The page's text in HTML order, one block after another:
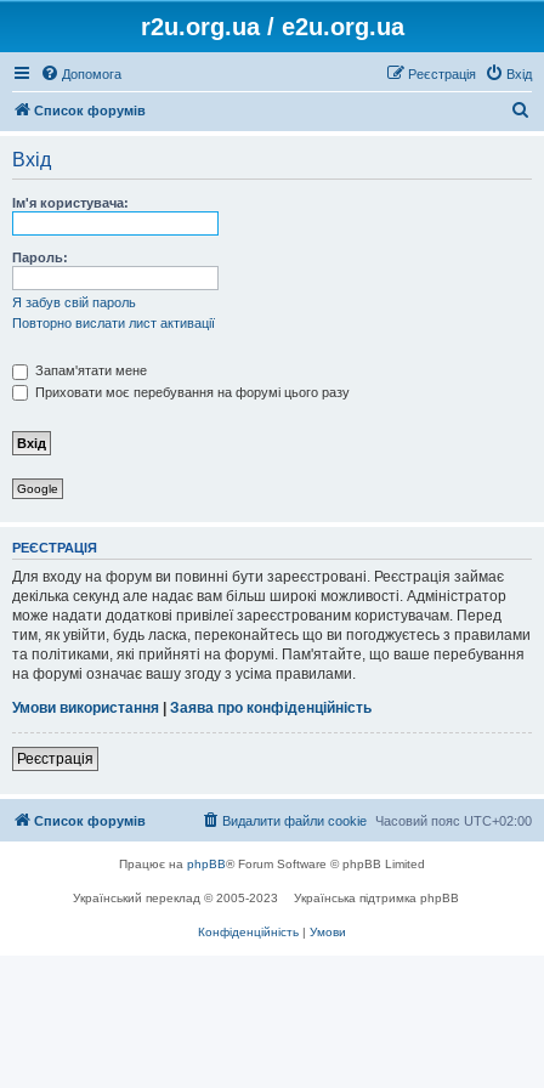
r2u.org.ua / e2u.org.ua
Допомога Вхід
Реєстрація
Список форумів
Вхід
Ім'я користувача:
Пароль:
Я забув свій пароль
Повторно вислати лист активації
Запам'ятати мене
Приховати моє перебування на форумі цього разу
Google
РЕЄСТРАЦІЯ
Для входу на форум ви повинні бути зареєстровані. Реєстрація займає
декілька секунд але надає вам більш широкі можливості. Адміністратор
може надати додаткові привілеї зареєстрованим користувачам. Перед
тим, як увійти, будь ласка, переконайтесь що ви погоджуєтесь з правилами
та політиками, які прийняті на форумі. Пам'ятайте, що ваше перебування
на форумі означає вашу згоду з усіма правилами.
Умови використання | Заява про конфіденційність
Реєстрація
Список форумів Часовий пояс UTC+02:00
Видалити файли cookie
Працює на phpBB® Forum Software © phpBB Limited
Український переклад © 2005-2023 Українська підтримка phpBB
Конфіденційність | Умови